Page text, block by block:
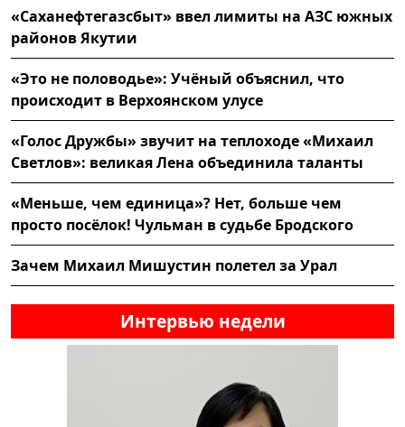
«Саханефтегазсбыт» ввел лимиты на АЗС южных
районов Якутии
«Это не половодье»: Учёный объяснил, что
происходит в Верхоянском улусе
«Голос Дружбы» звучит на теплоходе «Михаил
Светлов»: великая Лена объединила таланты
«Меньше, чем единица»? Нет, больше чем
просто посёлок! Чульман в судьбе Бродского
Зачем Михаил Мишустин полетел за Урал
Интервью недели